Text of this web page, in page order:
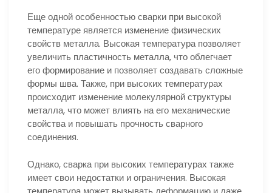
Еще одной особенностью сварки при высокой
температуре является изменение физических
свойств металла. Высокая температура позволяет
увеличить пластичность металла, что облегчает
его формирование и позволяет создавать сложные
формы шва. Также, при высоких температурах
происходит изменение молекулярной структуры
металла, что может влиять на его механические
свойства и повышать прочность сварного
соединения.
Однако, сварка при высоких температурах также
имеет свои недостатки и ограничения. Высокая